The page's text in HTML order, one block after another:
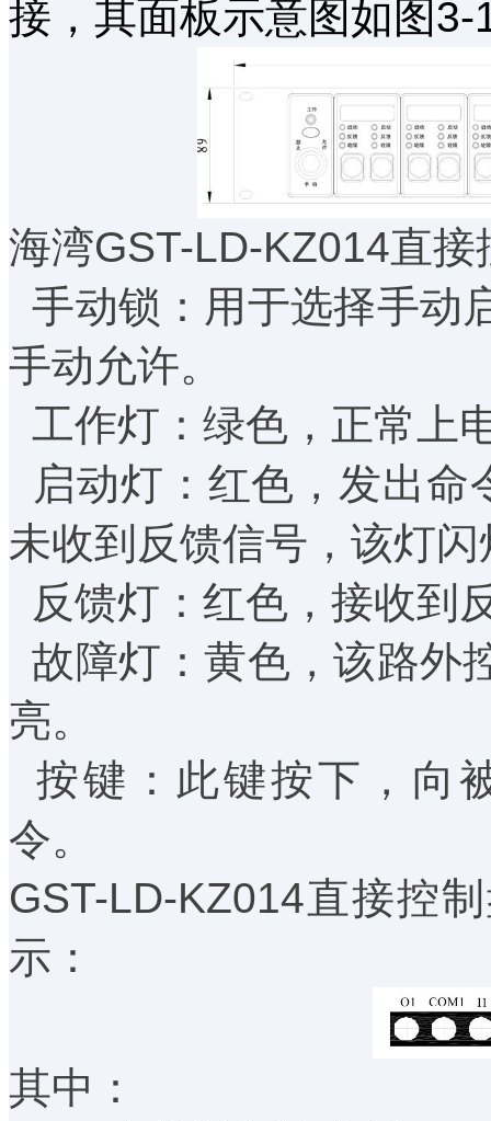
接，其面板示意图如图
海湾GST-LD-KZ014直
手动锁：用于选择手动
手动允许。
工作灯：绿色，正常
启动灯：红色，发出命
未收到反馈信号，该灯
反馈灯：红色，接收
故障灯：黄色，该路外
亮。
按键：此键按下，向
令。
GST-LD-KZ014直接控
示：
其中：